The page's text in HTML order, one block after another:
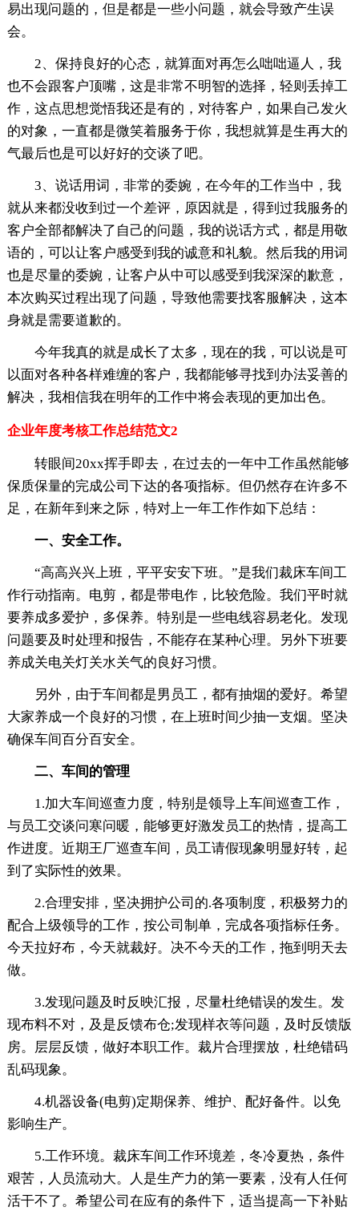
易出现问题的，但是都是一些小问题，就会导致产生误
会。
2、保持良好的心态，就算面对再怎么咄咄逼人，我
也不会跟客户顶嘴，这是非常不明智的选择，轻则丢掉工
作，这点思想觉悟我还是有的，对待客户，如果自己发火
的对象，一直都是微笑着服务于你，我想就算是生再大的
气最后也是可以好好的交谈了吧。
3、说话用词，非常的委婉，在今年的工作当中，我
就从来都没收到过一个差评，原因就是，得到过我服务的
客户全部都解决了自己的问题，我的说话方式，都是用敬
语的，可以让客户感受到我的诚意和礼貌。然后我的用词
也是尽量的委婉，让客户从中可以感受到我深深的歉意，
本次购买过程出现了问题，导致他需要找客服解决，这本
身就是需要道歉的。
今年我真的就是成长了太多，现在的我，可以说是可
以面对各种各样难缠的客户，我都能够寻找到办法妥善的
解决，我相信我在明年的工作中将会表现的更加出色。
企业年度考核工作总结范文2
转眼间20xx挥手即去，在过去的一年中工作虽然能够
保质保量的完成公司下达的各项指标。但仍然存在许多不
足，在新年到来之际，特对上一年工作作如下总结：
一、安全工作。
“高高兴兴上班，平平安安下班。”是我们裁床车间工
作行动指南。电剪，都是带电作，比较危险。我们平时就
要养成多爱护，多保养。特别是一些电线容易老化。发现
问题要及时处理和报告，不能存在某种心理。另外下班要
养成关电关灯关水关气的良好习惯。
另外，由于车间都是男员工，都有抽烟的爱好。希望
大家养成一个良好的习惯，在上班时间少抽一支烟。坚决
确保车间百分百安全。
二、车间的管理
1.加大车间巡查力度，特别是领导上车间巡查工作，
与员工交谈问寒问暖，能够更好激发员工的热情，提高工
作进度。近期王厂巡查车间，员工请假现象明显好转，起
到了实际性的效果。
2.合理安排，坚决拥护公司的.各项制度，积极努力的
配合上级领导的工作，按公司制单，完成各项指标任务。
今天拉好布，今天就裁好。决不今天的工作，拖到明天去
做。
3.发现问题及时反映汇报，尽量杜绝错误的发生。发
现布料不对，及是反馈布仓;发现样衣等问题，及时反馈版
房。层层反馈，做好本职工作。裁片合理摆放，杜绝错码
乱码现象。
4.机器设备(电剪)定期保养、维护、配好备件。以免
影响生产。
5.工作环境。裁床车间工作环境差，冬冷夏热，条件
艰苦，人员流动大。人是生产力的第一要素，没有人任何
活干不了。希望公司在应有的条件下，适当提高一下补贴